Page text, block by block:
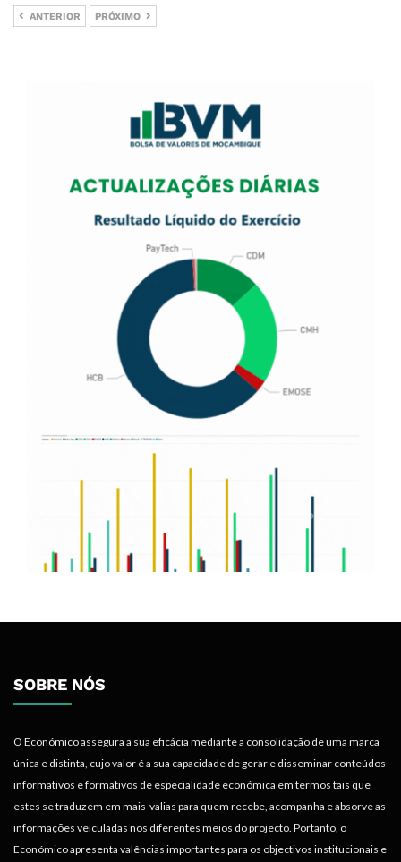
ANTERIOR PRÓXIMO
SOBRE NÓS
O Económico assegura a sua eficácia mediante a consolidação de uma marca
única e distinta, cujo valor é a sua capacidade de gerar e disseminar conteúdos
informativos e formativos de especialidade económica em termos tais que
estes se traduzem em mais-valias para quem recebe, acompanha e absorve as
informações veiculadas nos diferentes meios do projecto. Portanto, o
Económico apresenta valências importantes para os objectivos institucionais e